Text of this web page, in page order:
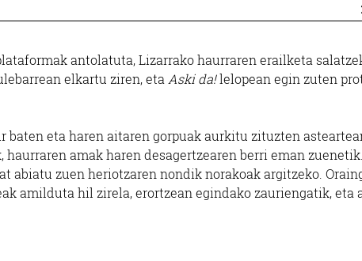
antolatuta, Lizarrako haurraren erailketa
elkartu ziren, etaAski da!lelopean egin zuten
baten eta haren aitaren gorpuak aurkitu zituzten
amak haren desagertzearen berri eman
abiatu zuen heriotzaren nondik norakoak argitzeko.
amilduta hil zirela, erortzean egindako zauriengatik, eta